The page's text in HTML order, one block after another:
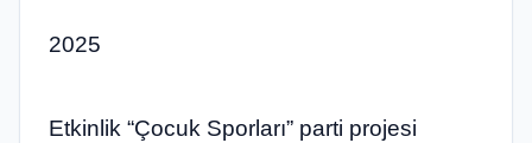
2025
Etkinlik “Çocuk Sporları” parti projesi